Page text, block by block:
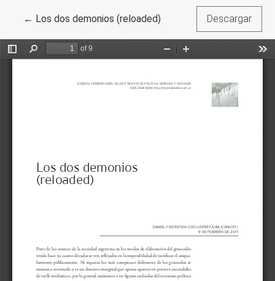
← Volver a los detalles del artículo
Los dos demonios (reloaded) Descargar